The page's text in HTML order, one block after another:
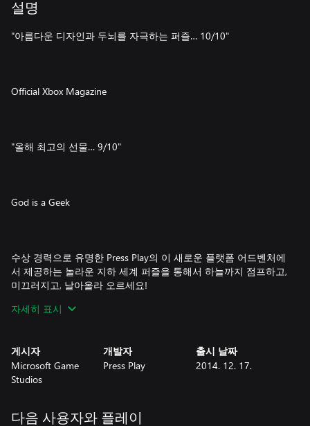
설명
"아름다운 디자인과 두뇌를 자극하는 퍼즐… 10/10"
Official Xbox Magazine
"올해 최고의 선물… 9/10"
God is a Geek
수상 경력으로 유명한 Press Play의 이 새로운 플랫폼 어드벤처에
서 제공하는 놀라운 지하 세계 퍼즐을 통해서 하늘까지 점프하고,
미끄러지고, 날아올라 오르세요!
빛을 되찾아 오려면 당신의 토템이 지하 세계에서 하늘까지 여정
을 떠나야 합니다. Official Xbox Magazine이 '마법 같다'고 극착한
이 게임을 혼자서 플레이하거나 친구들과 함께 협력 플레이에 도
자세히 표시
게시자
Microsoft Game
Studios
개발자
Press Play
출시 날짜
2014. 12. 17.
다음 사용자와 플레이